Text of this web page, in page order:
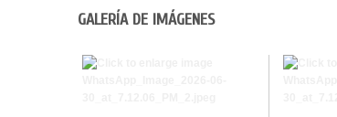
GALERÍA DE IMÁGENES